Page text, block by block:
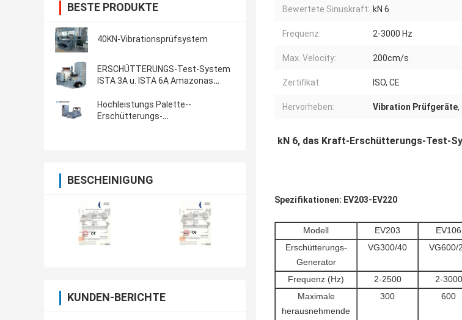
BESTE PRODUKTE
40KN-Vibrationsprüfsystem
ERSCHÜTTERUNGS-Test-System
ISTA 3A u. ISTA 6A Amazonas
Hochleistungs Palette--
Erschütterungs-
BESCHEINIGUNG
KUNDEN-BERICHTE
Bewertete Sinuskraft: kN 6
Frequenz: 2-3000 Hz
Max. Velocity: 200cm/s
Zertifikat: ISO, CE
Hervorheben: Vibration Prüfgeräte,
kN 6, das Kraft-Erschütterungs-Test-
Spezifikationen: EV203-EV220
Modell EV203 EV106
Erschütterungs-
Generator
VG300/40 VG600/
Frequenz (Hz) 2-2500 2-3000
Maximale
herausnehmende
300 600